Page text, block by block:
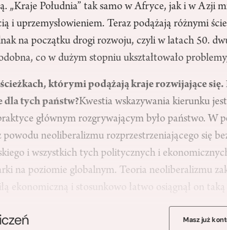
„Kraje Południa” tak samo w Afryce, jak i w Azji
i uprzemysłowieniem. Teraz podążają różnymi
na początku drogi rozwoju, czyli w latach 50.
co w dużym stopniu ukształtowało
którymi podążają kraje rozwijające
tych państw?Kwestia wskazywania kierunku
głównym rozgrywającym było państwo. W
powodu neoliberalizmu rozprzestrzeniającego się
i wszystkich tych politycznych i
na poziomie globalnym. Teoria neoliberalizmu
ekonomiczną i stosunkowo łatwo osiągnął on
Masz już